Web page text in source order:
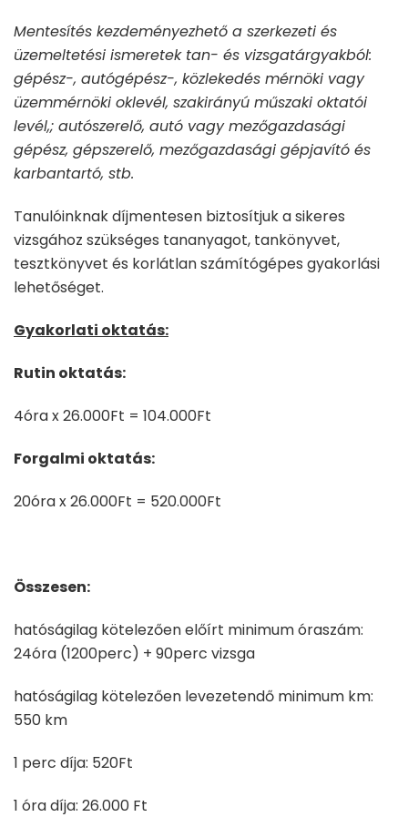
Mentesítés kezdeményezhető a szerkezeti és
üzemeltetési ismeretek tan- és vizsgatárgyakból:
gépész-, autógépész-, közlekedés mérnöki vagy
üzemmérnöki oklevél, szakirányú műszaki oktatói
levél,; autószerelő, autó vagy mezőgazdasági
gépész, gépszerelő, mezőgazdasági gépjavító és
karbantartó, stb.
Tanulóinknak díjmentesen biztosítjuk a sikeres
vizsgához szükséges tananyagot, tankönyvet,
tesztkönyvet és korlátlan számítógépes gyakorlási
lehetőséget.
Gyakorlati oktatás:
Rutin oktatás:
4óra x 26.000Ft = 104.000Ft
Forgalmi oktatás:
20óra x 26.000Ft = 520.000Ft
Összesen:
hatóságilag kötelezően előírt minimum óraszám:
24óra (1200perc) + 90perc vizsga
hatóságilag kötelezően levezetendő minimum km:
550 km
1 perc díja: 520Ft
1 óra díja: 26.000 Ft